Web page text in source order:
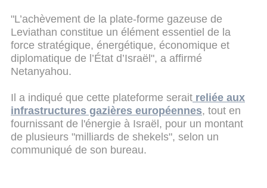
"L’achèvement de la plate-forme gazeuse de
Leviathan constitue un élément essentiel de la
force stratégique, énergétique, économique et
diplomatique de l’État d’Israël", a affirmé
Netanyahou.
Il a indiqué que cette plateforme serait reliée aux
infrastructures gazières européennes, tout en
fournissant de l'énergie à Israël, pour un montant
de plusieurs "milliards de shekels", selon un
communiqué de son bureau.